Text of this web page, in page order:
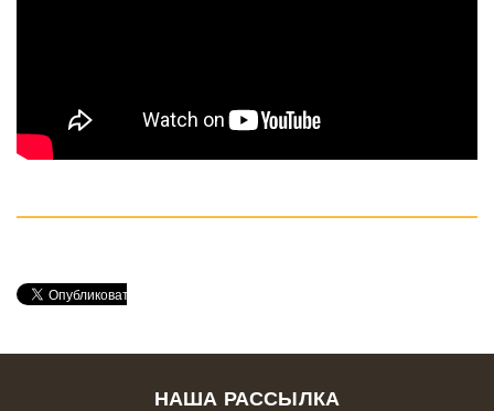
НАША РАССЫЛКА